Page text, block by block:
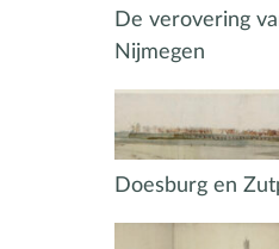
De verovering
Nijmegen
Doesburg en